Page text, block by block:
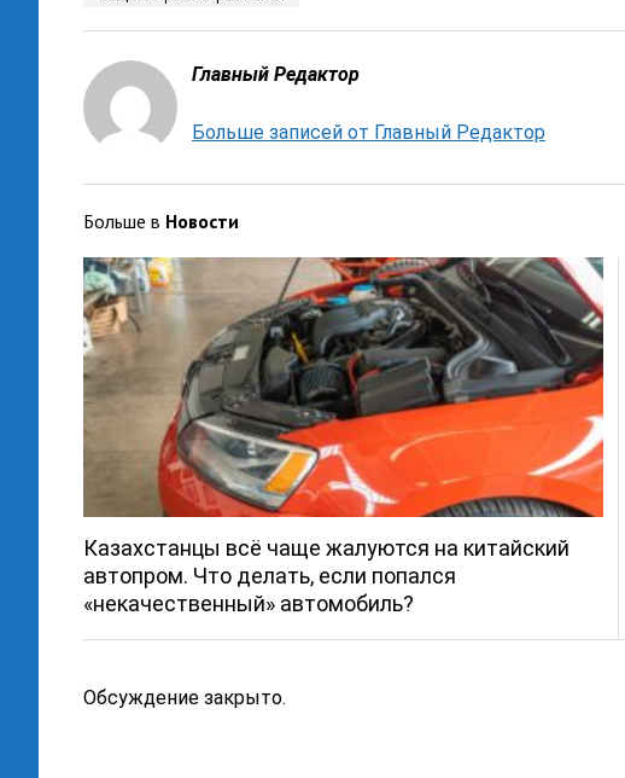
Главный Редактор
Больше записей от Главный Редактор
Больше в Новости
Казахстанцы всё чаще жалуются на китайский
автопром. Что делать, если попался
«некачественный» автомобиль?
Обсуждение закрыто.